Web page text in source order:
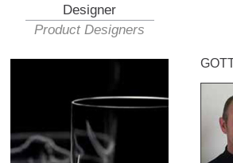
Designer
Product Designers